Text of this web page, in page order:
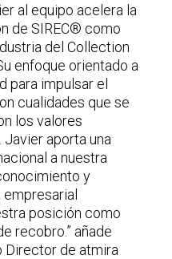
al equipo acelera la
de SIREC® como
del Collection
enfoque orientado a
para impulsar el
cualidades que se
los valores
aporta una
a nuestra
y
empresarial
posición como
recobro.” añade
Director de atmira